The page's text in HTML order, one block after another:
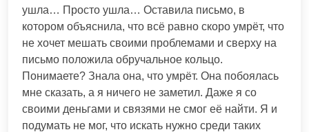
ушла… Просто ушла… Оставила письмо, в
котором объяснила, что всё равно скоро умрёт, что
не хочет мешать своими проблемами и сверху на
письмо положила обручальное кольцо.
Понимаете? Знала она, что умрёт. Она побоялась
мне сказать, а я ничего не заметил. Даже я со
своими деньгами и связями не смог её найти. Я и
подумать не мог, что искать нужно среди таких